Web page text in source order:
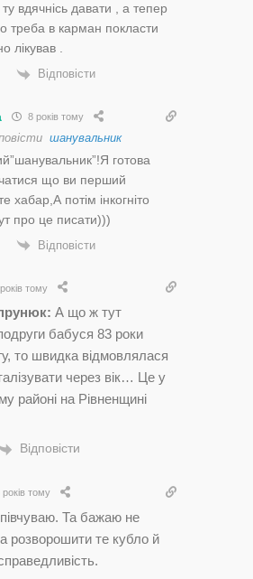
ту вдячнісь давати , а тепер
треба в карман покласти
лікував .
Відповісти
8 років тому
шанувальник
готова
що ви перший
хабар,А потім інкогніто
про це писати)))
Відповісти
тому
А що ж тут
бабуся 83 роки
то швидка відмовлялася
через вік… Це у
районі на Рівненщині
Відповісти
років тому
Та бажаю не
розворошити те кубло й